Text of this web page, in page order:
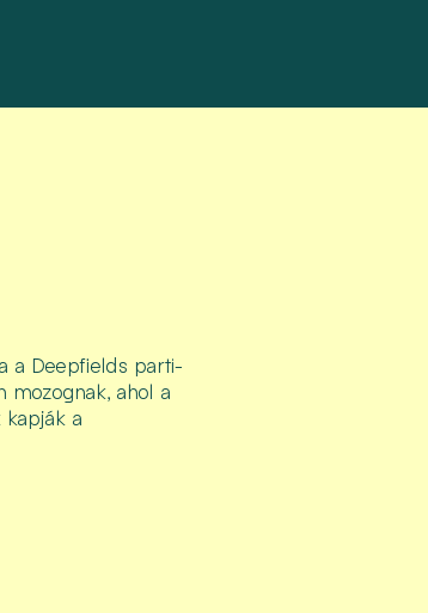
a Deepfields parti-
mozognak, ahol a
kapják a